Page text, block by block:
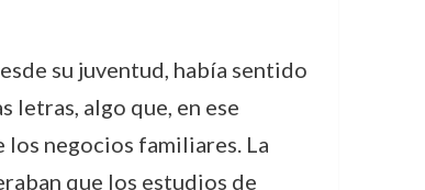
su juventud, había sentido
letras, algo que, en ese
negocios familiares. La
que los estudios de